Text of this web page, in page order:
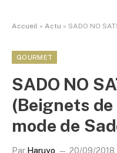
Accueil » Actu » SADO NO
GOURMET
SADO NO
(Beignets
mode de
Par Haruyo 20/09/2018